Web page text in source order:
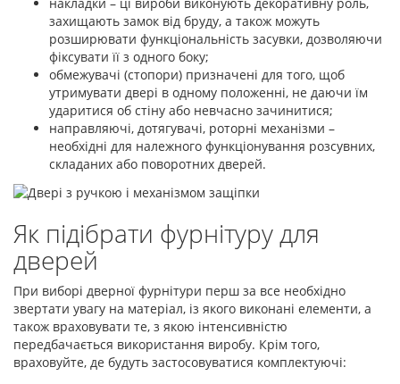
захищають замок від бруду, а також можуть
розширювати функціональність засувки, дозволяючи
фіксувати її з одного боку;
обмежувачі (стопори) призначені для того, щоб
утримувати двері в одному положенні, не даючи їм
ударитися об стіну або невчасно зачинитися;
направляючі, дотягувачі, роторні механізми –
необхідні для належного функціонування розсувних,
складаних або поворотних дверей.
Як підібрати фурнітуру для
дверей
При виборі дверної фурнітури перш за все необхідно
звертати увагу на матеріал, із якого виконані елементи, а
також враховувати те, з якою інтенсивністю
передбачається використання виробу. Крім того,
враховуйте, де будуть застосовуватися комплектуючі: